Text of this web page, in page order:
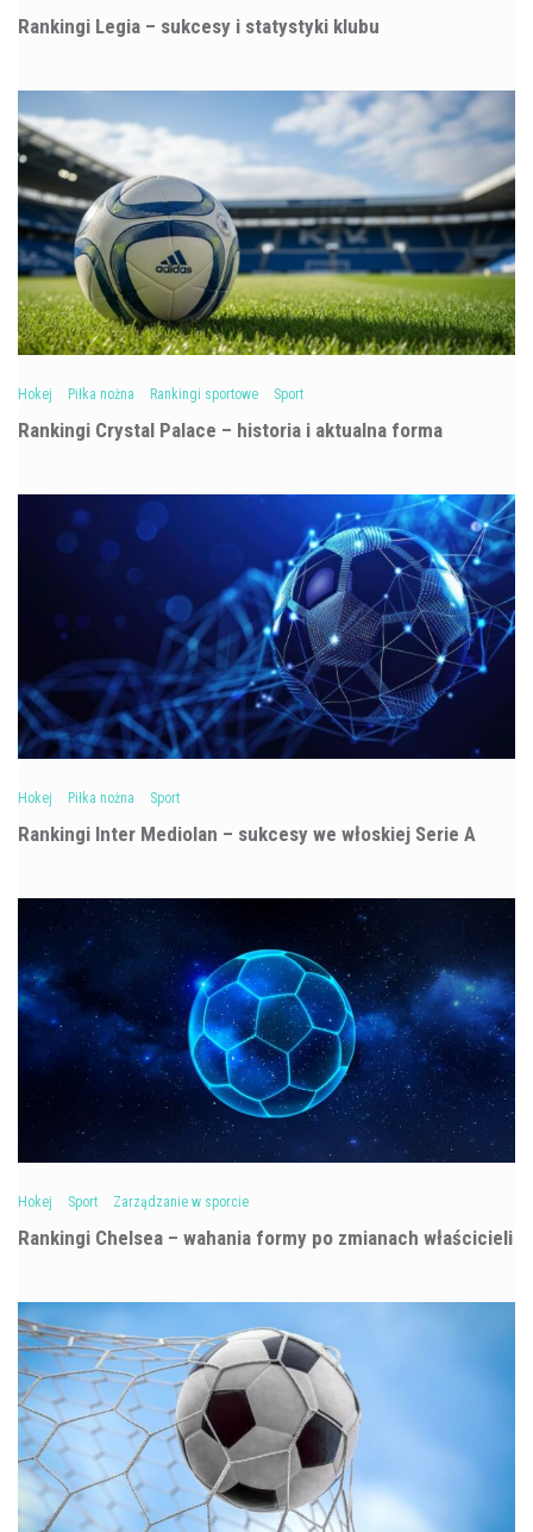
Rankingi Legia – sukcesy i statystyki klubu
Hokej Piłka nożna Rankingi sportowe Sport
Rankingi Crystal Palace – historia i aktualna forma
Hokej Piłka nożna Sport
Rankingi Inter Mediolan – sukcesy we włoskiej Serie A
Hokej Sport Zarządzanie w sporcie
Rankingi Chelsea – wahania formy po zmianach właścicieli